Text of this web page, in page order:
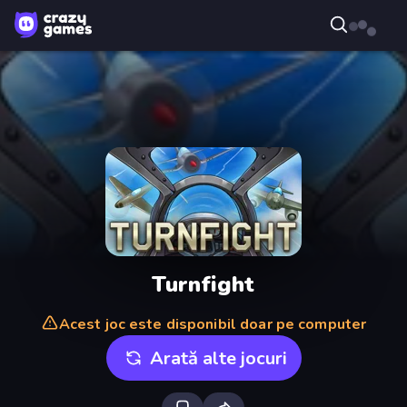
Turnfight
Acest joc este disponibil doar pe computer
Arată alte jocuri